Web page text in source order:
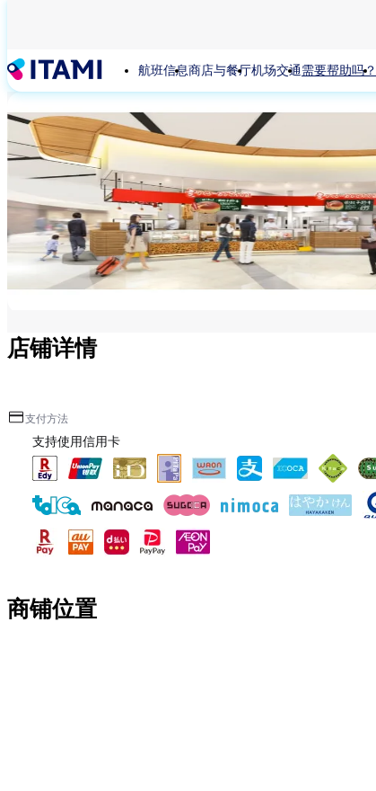
主
要
内
航班信息商店与餐厅机场交通 需要帮助吗？
店铺详情
支付方法
支持使用信用卡
商铺位置